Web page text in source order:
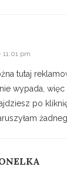
pm
tutaj
wypada,
po